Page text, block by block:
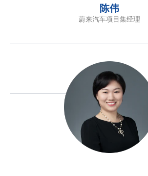
陈伟
蔚来汽车项目集经理